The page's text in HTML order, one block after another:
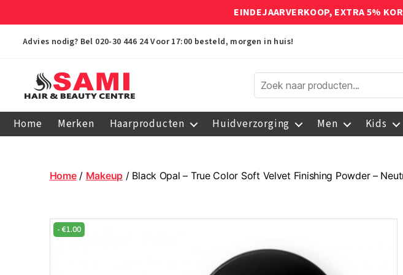
EINDEJAARVERKOOP, EXTRA 5%
Advies nodig? Bel 020-30 446 24 Voor 17:00 besteld, morgen in huis!
Hair
Centre
Home Merken Haarproducten Huidverzorging Men Kids
Home/ Makeup / Black Opal – True Color Soft Velvet Finishing Powder –
- €1.00